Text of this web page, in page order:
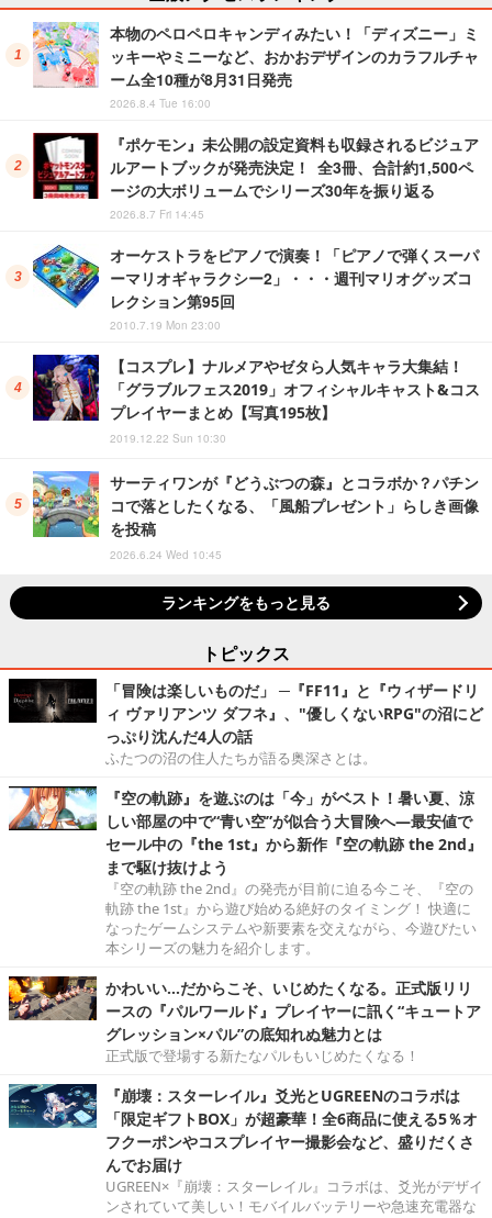
本物のペロペロキャンディみたい！「ディズニー」ミ
ッキーやミニーなど、おかおデザインのカラフルチャ
ーム全10種が8月31日発売
2026.8.4 Tue 16:00
『ポケモン』未公開の設定資料も収録されるビジュア
ルアートブックが発売決定！ 全3冊、合計約1,500ペ
ージの大ボリュームでシリーズ30年を振り返る
2026.8.7 Fri 14:45
オーケストラをピアノで演奏！「ピアノで弾くスーパ
ーマリオギャラクシー2」・・・週刊マリオグッズコ
レクション第95回
2010.7.19 Mon 23:00
【コスプレ】ナルメアやゼタら人気キャラ大集結！
「グラブルフェス2019」オフィシャルキャスト&コス
プレイヤーまとめ【写真195枚】
2019.12.22 Sun 10:30
サーティワンが『どうぶつの森』とコラボか？パチン
コで落としたくなる、「風船プレゼント」らしき画像
を投稿
2026.6.24 Wed 10:45
ランキングをもっと見る
トピックス
「冒険は楽しいものだ」 ─『FF11』と『ウィザードリ
ィ ヴァリアンツ ダフネ』、"優しくないRPG"の沼にど
っぷり沈んだ4人の話
ふたつの沼の住人たちが語る奥深さとは。
『空の軌跡』を遊ぶのは「今」がベスト！暑い夏、涼
しい部屋の中で“青い空”が似合う大冒険へ―最安値で
セール中の『the 1st』から新作『空の軌跡 the 2nd』
まで駆け抜けよう
『空の軌跡 the 2nd』の発売が目前に迫る今こそ、『空の
軌跡 the 1st』から遊び始める絶好のタイミング！ 快適に
なったゲームシステムや新要素を交えながら、今遊びたい
本シリーズの魅力を紹介します。
かわいい…だからこそ、いじめたくなる。正式版リリ
ースの『パルワールド』プレイヤーに訊く“キュートア
グレッション×パル”の底知れぬ魅力とは
正式版で登場する新たなパルもいじめたくなる！
『崩壊：スターレイル』爻光とUGREENのコラボは
「限定ギフトBOX」が超豪華！全6商品に使える5％オ
フクーポンやコスプレイヤー撮影会など、盛りだくさ
んでお届け
UGREEN×『崩壊：スターレイル』コラボは、爻光がデザイ
ンされていて美しい！モバイルバッテリーや急速充電器な